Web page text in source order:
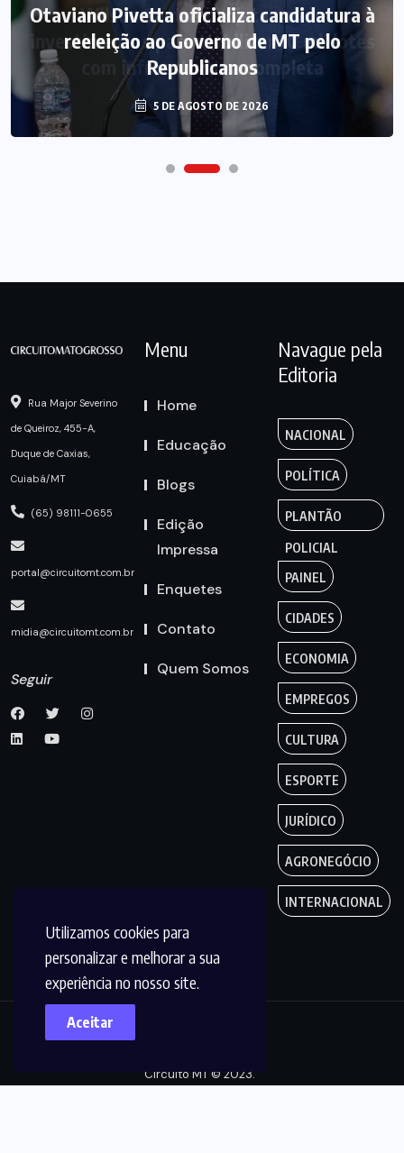
Utilizamos cookies para
personalizar e melhorar a sua
experiência no nosso site.
Aceitar
Otaviano Pivetta oficializa candidatura à
reeleição ao Governo de MT pelo
Republicanos
5 DE AGOSTO DE 2026
Rua Major Severino
de Queiroz, 455-A,
Duque de Caxias,
Cuiabá/MT
(65) 98111-0655
portal@circuitomt.com.br
midia@circuitomt.com.br
Seguir
Menu
Home
Educação
Blogs
Edição
Impressa
Enquetes
Contato
Quem Somos
Navague pela
Editoria
NACIONAL
POLÍTICA
PLANTÃO
POLICIAL
PAINEL
CIDADES
ECONOMIA
EMPREGOS
CULTURA
ESPORTE
JURÍDICO
AGRONEGÓCIO
INTERNACIONAL
Circuito MT © 2023.